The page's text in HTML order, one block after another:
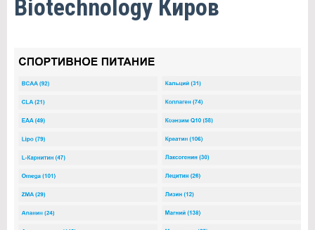
Biotechnology Киров